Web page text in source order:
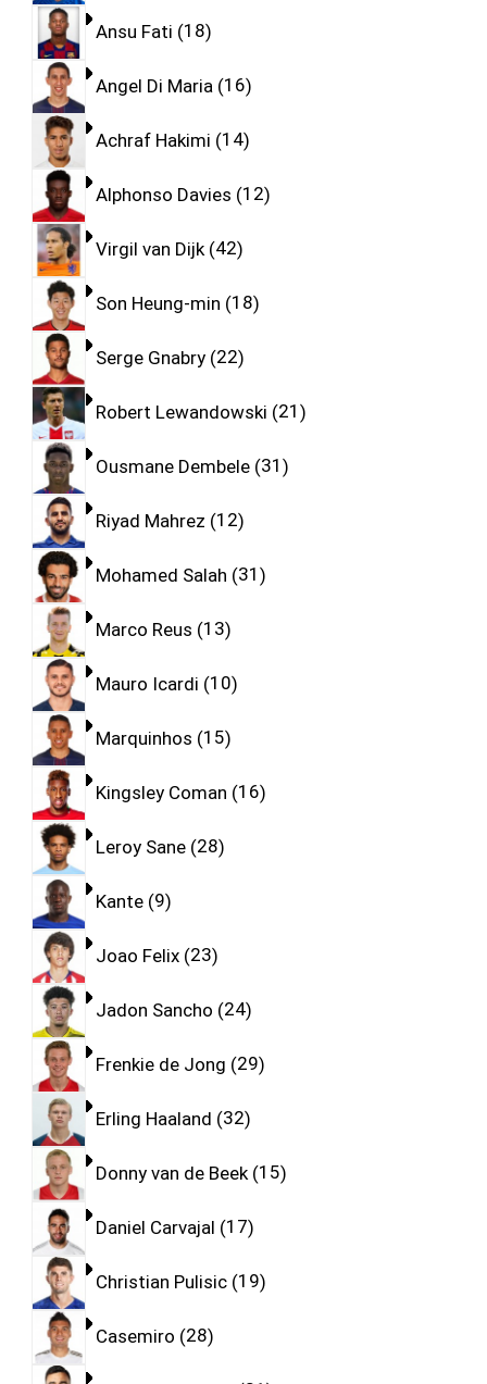
Ansu Fati 18
Angel Di Maria 16
Achraf Hakimi 14
Alphonso Davies 12
Virgil van Dijk 42
Son Heung-min 18
Serge Gnabry 22
Robert Lewandowski 21
Ousmane Dembele 31
Riyad Mahrez 12
Mohamed Salah 31
Marco Reus 13
Mauro Icardi 10
Marquinhos 15
Kingsley Coman 16
Leroy Sane 28
Kante 9
Joao Felix 23
Jadon Sancho 24
Frenkie de Jong 29
Erling Haaland 32
Donny van de Beek 15
Daniel Carvajal 17
Christian Pulisic 19
Casemiro 28